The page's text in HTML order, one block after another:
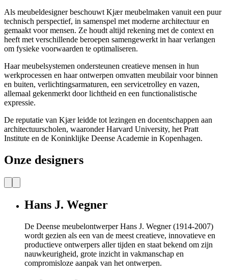
Als meubeldesigner beschouwt Kjær meubelmaken vanuit een puur
technisch perspectief, in samenspel met moderne architectuur en
gemaakt voor mensen. Ze houdt altijd rekening met de context en
heeft met verschillende beroepen samengewerkt in haar verlangen
om fysieke voorwaarden te optimaliseren.
Haar meubelsystemen ondersteunen creatieve mensen in hun
werkprocessen en haar ontwerpen omvatten meubilair voor binnen
en buiten, verlichtingsarmaturen, een servicetrolley en vazen,
allemaal gekenmerkt door lichtheid en een functionalistische
expressie.
De reputatie van Kjær leidde tot lezingen en docentschappen aan
architectuurscholen, waaronder Harvard University, het Pratt
Institute en de Koninklijke Deense Academie in Kopenhagen.
Onze designers
Hans J. Wegner
De Deense meubelontwerper Hans J. Wegner (1914-2007)
wordt gezien als een van de meest creatieve, innovatieve en
productieve ontwerpers aller tijden en staat bekend om zijn
nauwkeurigheid, grote inzicht in vakmanschap en
compromisloze aanpak van het ontwerpen.